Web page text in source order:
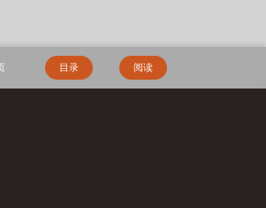
里人 主角韩春雪李曼玉完整阅读无删减全文
目录 阅读